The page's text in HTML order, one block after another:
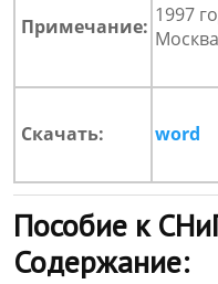
Примечание: 1997
Москва
Скачать: word
Пособие к
Содержание: